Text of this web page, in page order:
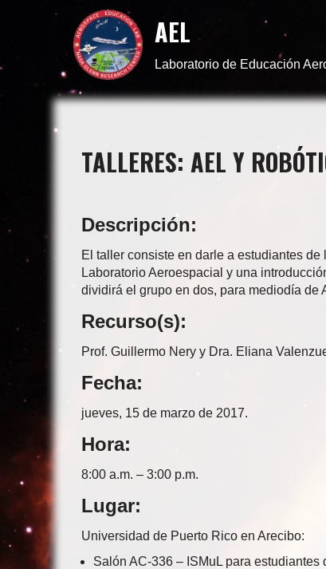
AEL
Laboratorio de Educación
TALLERES: AEL Y
Descripción:
El taller consiste en darle a estudiantes
Laboratorio Aeroespacial y una
dividirá el grupo en dos, para mediodía de
Recurso(s):
Prof. Guillermo Nery y Dra. Eliana
Fecha:
jueves, 15 de marzo de 2017.
Hora:
8:00 a.m. – 3:00 p.m.
Lugar:
Universidad de Puerto Rico en Arecibo:
Salón AC-336 – ISMuL para estudiantes